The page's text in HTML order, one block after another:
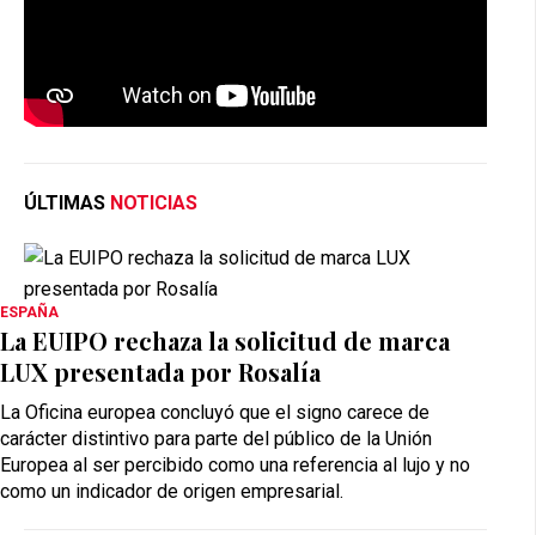
ÚLTIMAS NOTICIAS
ESPAÑA
La EUIPO rechaza la solicitud de marca
LUX presentada por Rosalía
La Oficina europea concluyó que el signo carece de
carácter distintivo para parte del público de la Unión
Europea al ser percibido como una referencia al lujo y no
como un indicador de origen empresarial.